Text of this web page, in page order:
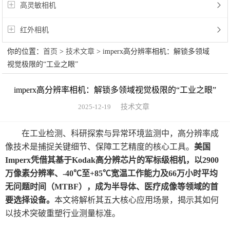
高灵敏相机
红外相机
你的位置：首页 >技术文章 > imperx高分辨率相机：解锁多领域
视觉极限的“工业之眼”
imperx高分辨率相机：解锁多领域视觉极限的“工业之眼”
2025-12-19 技术文章
在工业检测、科研探索与异常环境监测中，高分辨率成
像技术是捕捉关键细节、保障工艺精度的核心工具。 美国
Imperx凭借其基于Kodak高分辨芯片的军标级相机，以2900
万像素分辨率、-40℃至+85℃宽温工作能力及66万小时平均
无问题时间（MTBF），成为半导体、医疗成像等领域的首
要选择设备。 本文将解析其五大核心应用场景，揭示其如何
以技术突破重塑行业测量标准。